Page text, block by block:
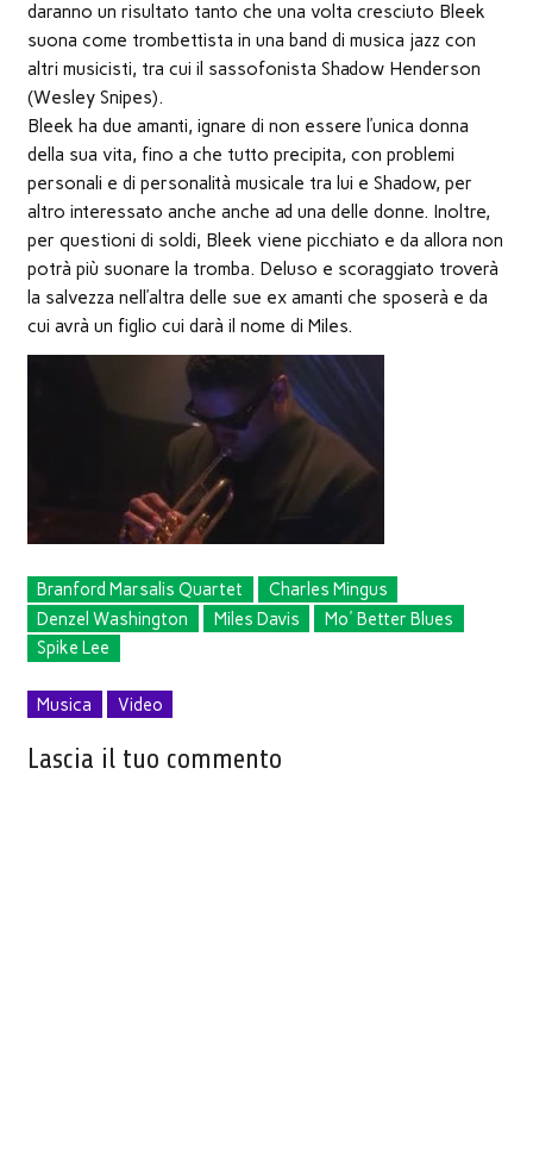
daranno un risultato tanto che una volta cresciuto Bleek
suona come trombettista in una band di musica jazz con
altri musicisti, tra cui il sassofonista Shadow Henderson
(Wesley Snipes).
Bleek ha due amanti, ignare di non essere l’unica donna
della sua vita, fino a che tutto precipita, con problemi
personali e di personalità musicale tra lui e Shadow, per
altro interessato anche anche ad una delle donne. Inoltre,
per questioni di soldi, Bleek viene picchiato e da allora non
potrà più suonare la tromba. Deluso e scoraggiato troverà
la salvezza nell’altra delle sue ex amanti che sposerà e da
cui avrà un figlio cui darà il nome di Miles.
Branford Marsalis Quartet
Charles Mingus
Denzel Washington
Miles Davis
Mo' Better Blues
Spike Lee
Musica Video
Lascia il tuo commento